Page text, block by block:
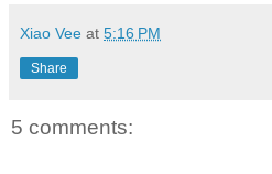
Xiao Vee at 5:16 PM
Share
5 comments: